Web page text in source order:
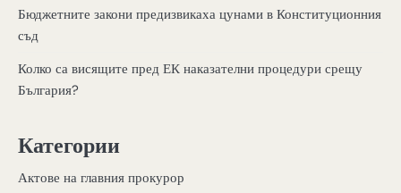
Бюджетните закони предизвикаха цунами в Конституционния
съд
Колко са висящите пред ЕК наказателни процедури срещу
България?
Категории
Актове на главния прокурор